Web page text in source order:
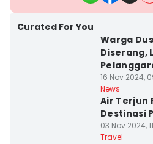
Curated For You
Warga
Diserang,
16 Nov 2024,
News
Air Terjun
Destinasi
03 Nov 2024,
Travel